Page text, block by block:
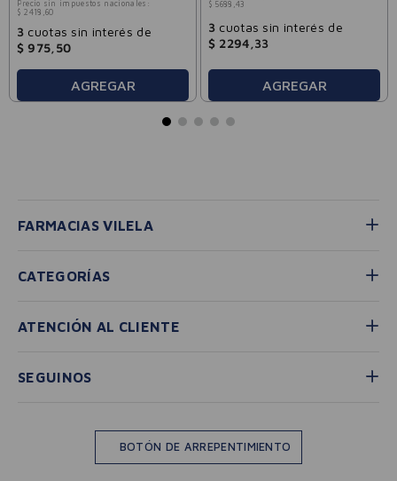
Precio sin impuestos nacionales:
$ 2418 60
3cuotas sin interés de
$ 975 50
AGREGAR
$ 5688 43
3cuotas sin interés de
$ 2294 33
AGREGAR
FARMACIAS VILELA
CATEGORÍAS
ATENCIÓN AL CLIENTE
SEGUINOS
BOTÓN DE ARREPENTIMIENTO